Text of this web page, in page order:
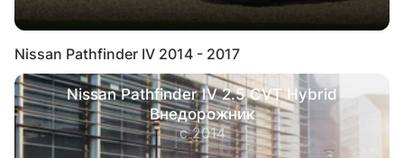
Nissan Pathfinder IV 2014 - 2017
Nissan Pathfinder IV 2.5 CVT Hybrid
Внедорожник
с 2014